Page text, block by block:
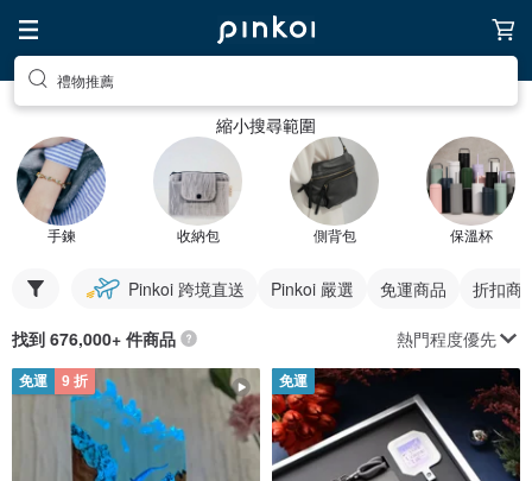
禮物推薦
縮小搜尋範圍
手鍊 收納包 側背包 保溫杯
Pinkoi 跨境直送 Pinkoi 嚴選 免運商品 折扣商
找到 676,000+ 件商品 熱門程度優先
免運 9 折 免運